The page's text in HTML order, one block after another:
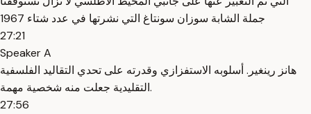
جملة الشابة سوزان سونتاغ التي نشرتها في عدد شتاء 1967
27:21
Speaker A
هانز رينغير. أسلوبه الاستفزازي وقدرته على تحدي التقاليد الفلسفية
التقليدية جعلت منه شخصية مهمة.
27:56